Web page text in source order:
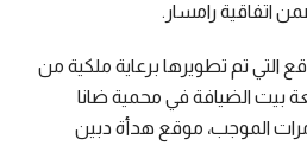
اتفاقية رامسار.
التي تم تطويرها برعاية ملكية من
بيت الضيافة في محمية ضانا
الموجب، موقع هدأة دبين